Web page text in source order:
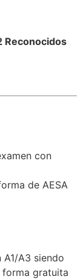
Reconocidos
con
de AESA
A3 siendo
gratuita